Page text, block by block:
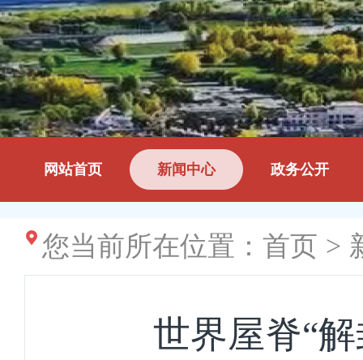
网站首页 新闻中心 政务公开
您当前所在位置： 首页 >
世界屋脊“